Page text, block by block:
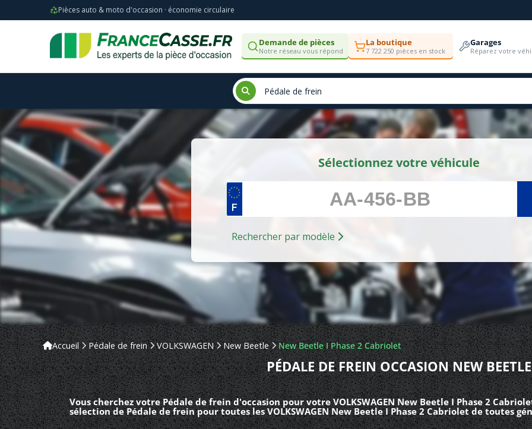
Pièces auto & moto d'occasion · économie circulaire
Demande de pièces
Notre réseau vous répond
La boutique
7 722 250 pièces en stock
Garages
Réparez votre
Sélectionnez votre véhicule
Rechercher par modèle
Accueil Pédale de frein VOLKSWAGEN New Beetle New Beetle I Phase 2 Cabriolet
PÉDALE DE FREIN OCCASION NEW BEETLE
Vous cherchez votre Pédale de frein d'occasion pour votre VOLKSWAGEN New Beetle I Phase 2
sélection de Pédale de frein pour toutes les VOLKSWAGEN New Beetle I Phase 2 Cabriolet de toutes